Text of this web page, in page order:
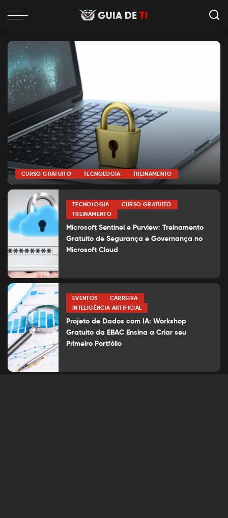
CURSO GRATUITO TECNOLOGIA TREINAMENTO
Posted
por Alexia Silva
TECNOLOGIA
CURSO GRATUITO
TREINAMENTO
Microsoft Sentinel e Purview: Treinamento
Gratuito de Segurança e Governança no
Microsoft Cloud
EVENTOS
CARREIRA
INTELIGÊNCIA ARTIFICIAL
Projeto de Dados com IA: Workshop
Gratuito da EBAC Ensina a Criar seu
Primeiro Portfólio